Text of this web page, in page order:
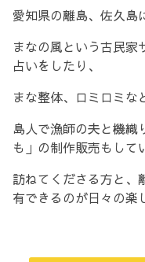
愛知県の離島、佐久島
まなの風という古民家
占いをしたり、
まな整体、ロミロミな
島人で漁師の夫と機織
も」の制作販売もして
訪ねてくださる方と、
有できるのが日々の楽